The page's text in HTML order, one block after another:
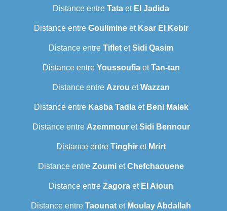
Distance entre Tata et El Jadida
Distance entre Goulimineet Ksar El Kebir
Distance entre Tiflet etSidi Qasim
Distance entre YoussoufiaetTan-tan
Distance entre Azrou etWazzan
Distance entre Kasba Tadlaet Beni Malek
Distance entre AzemmouretSidi Bennour
Distance entre Tinghir et Mrirt
Distance entre Zoumi etChefchaouene
Distance entre Zagora et El Aioun
Distance entre Taounat et Moulay Abdallah